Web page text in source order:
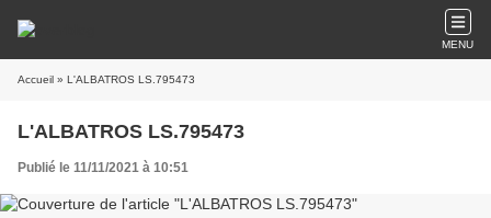
MENU
Accueil » L'ALBATROS LS.795473
L'ALBATROS LS.795473
Publié le 11/11/2021 à 10:51